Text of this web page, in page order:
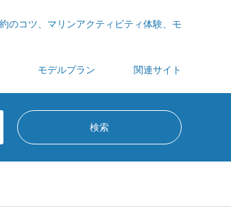
のコツ、マリンアクティビティ体験、モ
モデルプラン 関連サイト